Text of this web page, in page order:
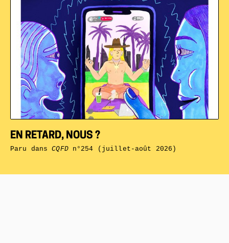
EN RETARD, NOUS ?
Paru dansCQFDn°254 (juillet-août 2026)